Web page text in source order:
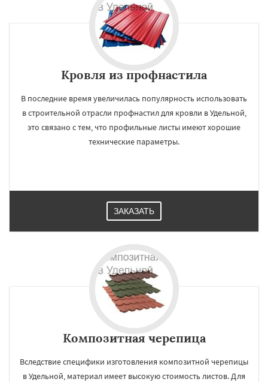
Кровля из профнастила
В последние время увеличилась популярность использовать
в строительной отрасли профнастил для кровли в Удельной,
это связано с тем, что профильные листы имеют хорошие
технические параметры.
ЗАКАЗАТЬ
Композитная черепица
Вследствие специфики изготовления композитной черепицы
в Удельной, материал имеет высокую стоимость листов. Для